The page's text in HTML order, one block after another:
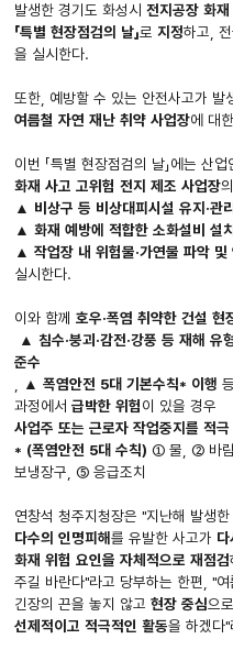
발생한 경기도 화성시 전지공장 화
「특별 현장점검의 날」로 지정하고,
을 실시한다.
또한, 예방할 수 있는 안전사고가 발
여름철 자연 재난 취약 사업장에 대한
이번 「특별 현장점검의 날」에는 산
화재 사고 고위험 전지 제조 사업장의
▲ 비상구 등 비상대피시설 유지·관
▲ 화재 예방에 적합한 소화설비 설치
▲ 작업장 내 위험물·가연물 파악 및
실시한다.
이와 함께 호우·폭염 취약한 건설 현
▲ 침수·붕괴·감전·강풍 등 재해
준수
▲ 폭염안전 5대 기본수칙* 이행
과정에서 급박한 위험이 있을 경우
사업주 또는 근로자 작업중지를 적
* (폭염안전 5대 수칙) ① 물, ② 바람
보냉장구, ⑤ 응급조치
연창석 청주지청장은 "지난해 발생
다수의 인명피해를 유발한 사고가
화재 위험 요인을 자체적으로 재점검
주길 바란다"라고 당부하는 한편, "여
긴장의 끈을 놓지 않고 현장 중심으로
선제적이고 적극적인 활동을 하겠다